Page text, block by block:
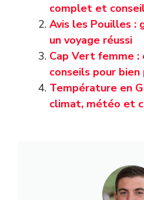
complet et
Avis les Pouilles :
un voyage réussi
Cap Vert femme
conseils pour
Température en
climat, météo et